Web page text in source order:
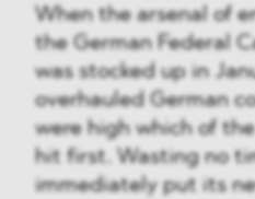
When the arsenal of
the German Federal
was stocked up in
overhauled German
were high which of
hit first. Wasting no
immediately put its